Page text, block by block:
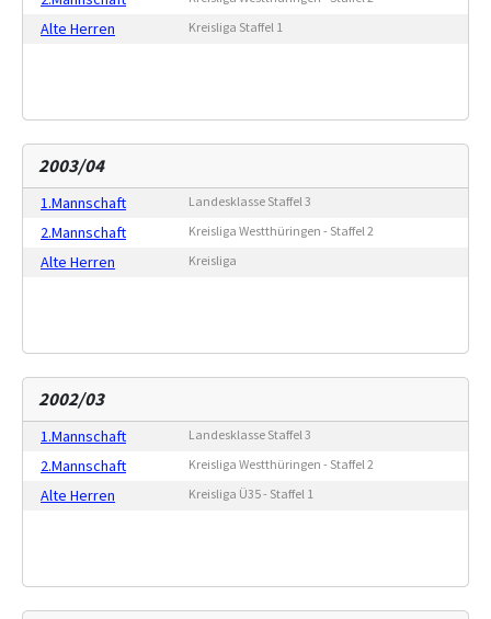
Alte Herren Kreisliga Staffel 1
2003/04
1.Mannschaft Landesklasse Staffel 3
2.Mannschaft Kreisliga Westthüringen - Staffel 2
Alte Herren Kreisliga
2002/03
1.Mannschaft Landesklasse Staffel 3
2.Mannschaft Kreisliga Westthüringen - Staffel 2
Alte Herren Kreisliga Ü35 - Staffel 1